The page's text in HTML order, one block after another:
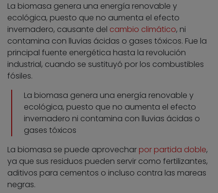
La biomasa genera una energía renovable y
ecológica, puesto que no aumenta el efecto
invernadero, causante del cambio climático, ni
contamina con lluvias ácidas o gases tóxicos. Fue la
principal fuente energética hasta la revolución
industrial, cuando se sustituyó por los combustibles
fósiles.
La biomasa genera una energía renovable y
ecológica, puesto que no aumenta el efecto
invernadero ni contamina con lluvias ácidas o
gases tóxicos
La biomasa se puede aprovechar por partida doble,
ya que sus residuos pueden servir como fertilizantes,
aditivos para cementos o incluso contra las mareas
negras.